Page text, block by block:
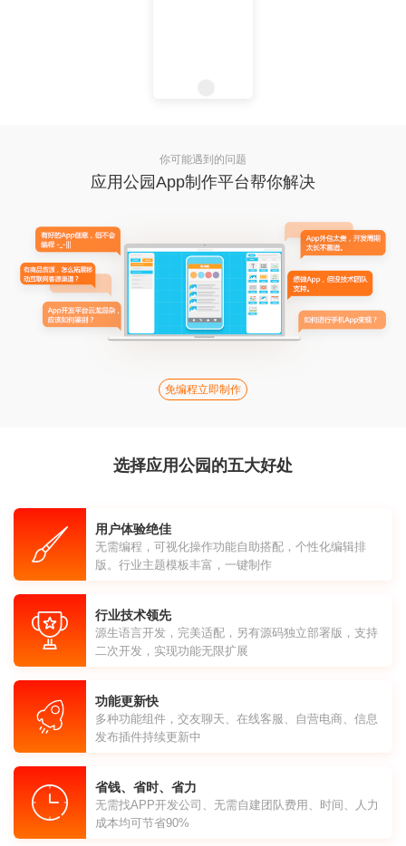
你可能遇到的问题
应用公园App制作平台帮你解决
免编程立即制作
选择应用公园的五大好处
用户体验绝佳
无需编程，可视化操作功能自助搭配，个性化编辑排
版。行业主题模板丰富，一键制作
行业技术领先
源生语言开发，完美适配，另有源码独立部署版，支持
二次开发，实现功能无限扩展
功能更新快
多种功能组件，交友聊天、在线客服、自营电商、信息
发布插件持续更新中
省钱、省时、省力
无需找APP开发公司、无需自建团队费用、时间、人力
成本均可节省90%